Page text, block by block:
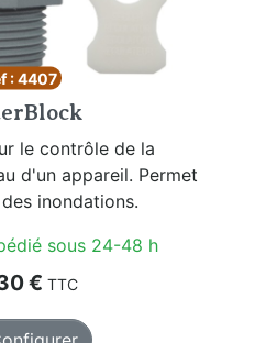
: 4407
le contrôle de la
d'un appareil. Permet
inondations.
sous 24-48 h
€ TTC